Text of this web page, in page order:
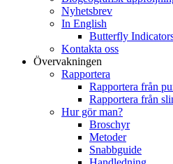
Nyhetsbrev
In English
Butterfly
Kontakta oss
Övervakningen
Rapportera
Rapportera från
Rapportera från
Hur gör man?
Broschyr
Metoder
Snabbguide